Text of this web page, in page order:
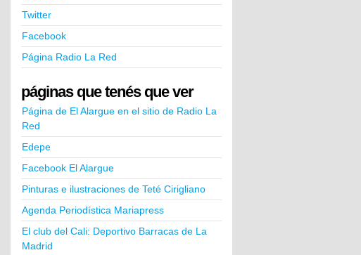
Twitter
Facebook
Página Radio La Red
páginas que tenés que ver
Página de El Alargue en el sitio de Radio La
Red
Edepe
Facebook El Alargue
Pinturas e ilustraciones de Teté Cirigliano
Agenda Periodística Mariapress
El club del Cali: Deportivo Barracas de La
Madrid